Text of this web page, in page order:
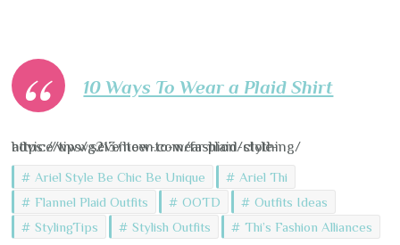
10 Ways To Wear a Plaid Shirt
https://www.seventeen.com/fashion/style-advice/tips/g213/how-to-wear-plaid-clothing/
Ariel Style Be Chic Be Unique
Ariel Thi
Flannel Plaid Outfits
OOTD
Outfits Ideas
StylingTips
Stylish Outfits Thi’s Fashion Alliances